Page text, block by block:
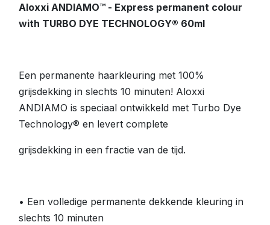
Aloxxi ANDIAMO™ - Express permanent colour
with TURBO DYE TECHNOLOGY® 60ml
Een permanente haarkleuring met 100%
grijsdekking in slechts 10 minuten! Aloxxi
ANDIAMO is speciaal ontwikkeld met Turbo Dye
Technology® en levert complete
grijsdekking in een fractie van de tijd.
• Een volledige permanente dekkende kleuring in
slechts 10 minuten